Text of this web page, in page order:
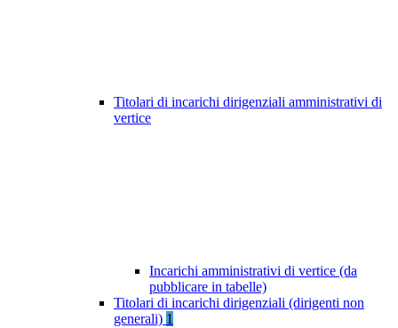
Titolari di incarichi dirigenziali amministrativi di
vertice
Incarichi amministrativi di vertice (da
pubblicare in tabelle)
Titolari di incarichi dirigenziali (dirigenti non
generali) 1